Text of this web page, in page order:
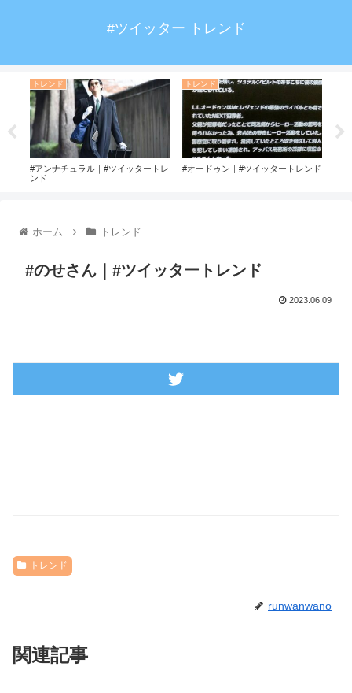
#ツイッター トレンド
トレンド
#アンナチュラル｜#ツイッタートレ
ンド
トレンド
#オードゥン｜#ツイッタートレンド
ホーム トレンド
#のせさん｜#ツイッタートレンド
2023.06.09
トレンド
runwanwano
関連記事